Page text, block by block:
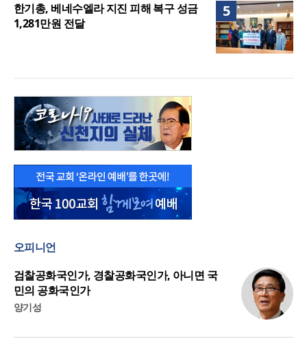
5
한기총, 베네수엘라 지진 피해 복구 성금
1,281만원 전달
오피니언
검찰공화국인가, 경찰공화국인가, 아니면 국
민의 공화국인가
양기성